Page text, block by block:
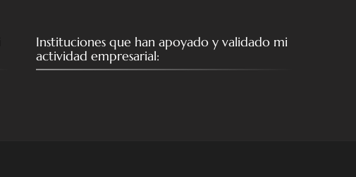
Instituciones que han apoyado y validado mi
actividad empresarial: